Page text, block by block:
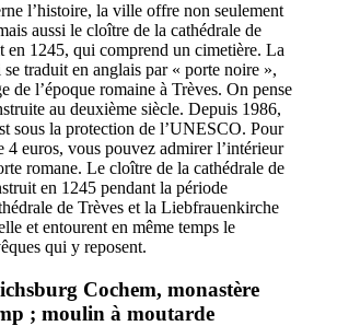
l’histoire, la ville offre non seulement
aussi le cloître de la cathédrale de
en 1245, qui comprend un cimetière. La
traduit en anglais par « porte noire »,
de l’époque romaine à Trèves. On pense
au deuxième siècle. Depuis 1986,
sous la protection de l’UNESCO. Pour
4 euros, vous pouvez admirer l’intérieur
romane. Le cloître de la cathédrale de
en 1245 pendant la période
de Trèves et la Liebfrauenkirche
et entourent en même temps le
qui y reposent.
Cochem, monastère
; moulin à moutarde